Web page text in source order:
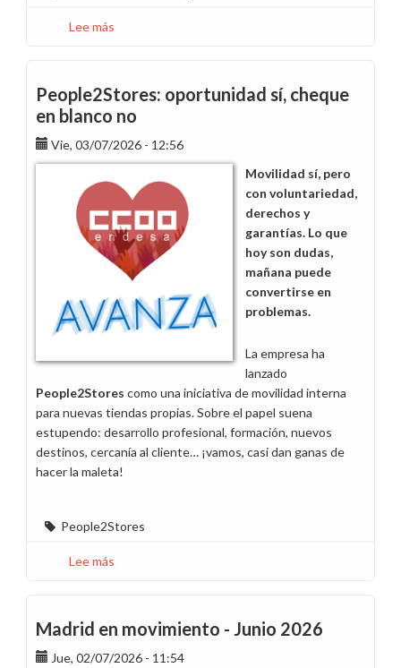
Lee más
incertidumbre
garantizada
People2Stores: oportunidad sí, cheque
en blanco no
Vie, 03/07/2026 - 12:56
Movilidad sí, pero
con voluntariedad,
derechos y
garantías. Lo que
hoy son dudas,
mañana puede
convertirse en
problemas.
La empresa ha
lanzado
People2Stores como una iniciativa de movilidad interna
para nuevas tiendas propias. Sobre el papel suena
estupendo: desarrollo profesional, formación, nuevos
destinos, cercanía al cliente… ¡vamos, casi dan ganas de
hacer la maleta!
People2Stores
Lee más
cheque
en
Madrid en movimiento - Junio 2026
Jue, 02/07/2026 - 11:54